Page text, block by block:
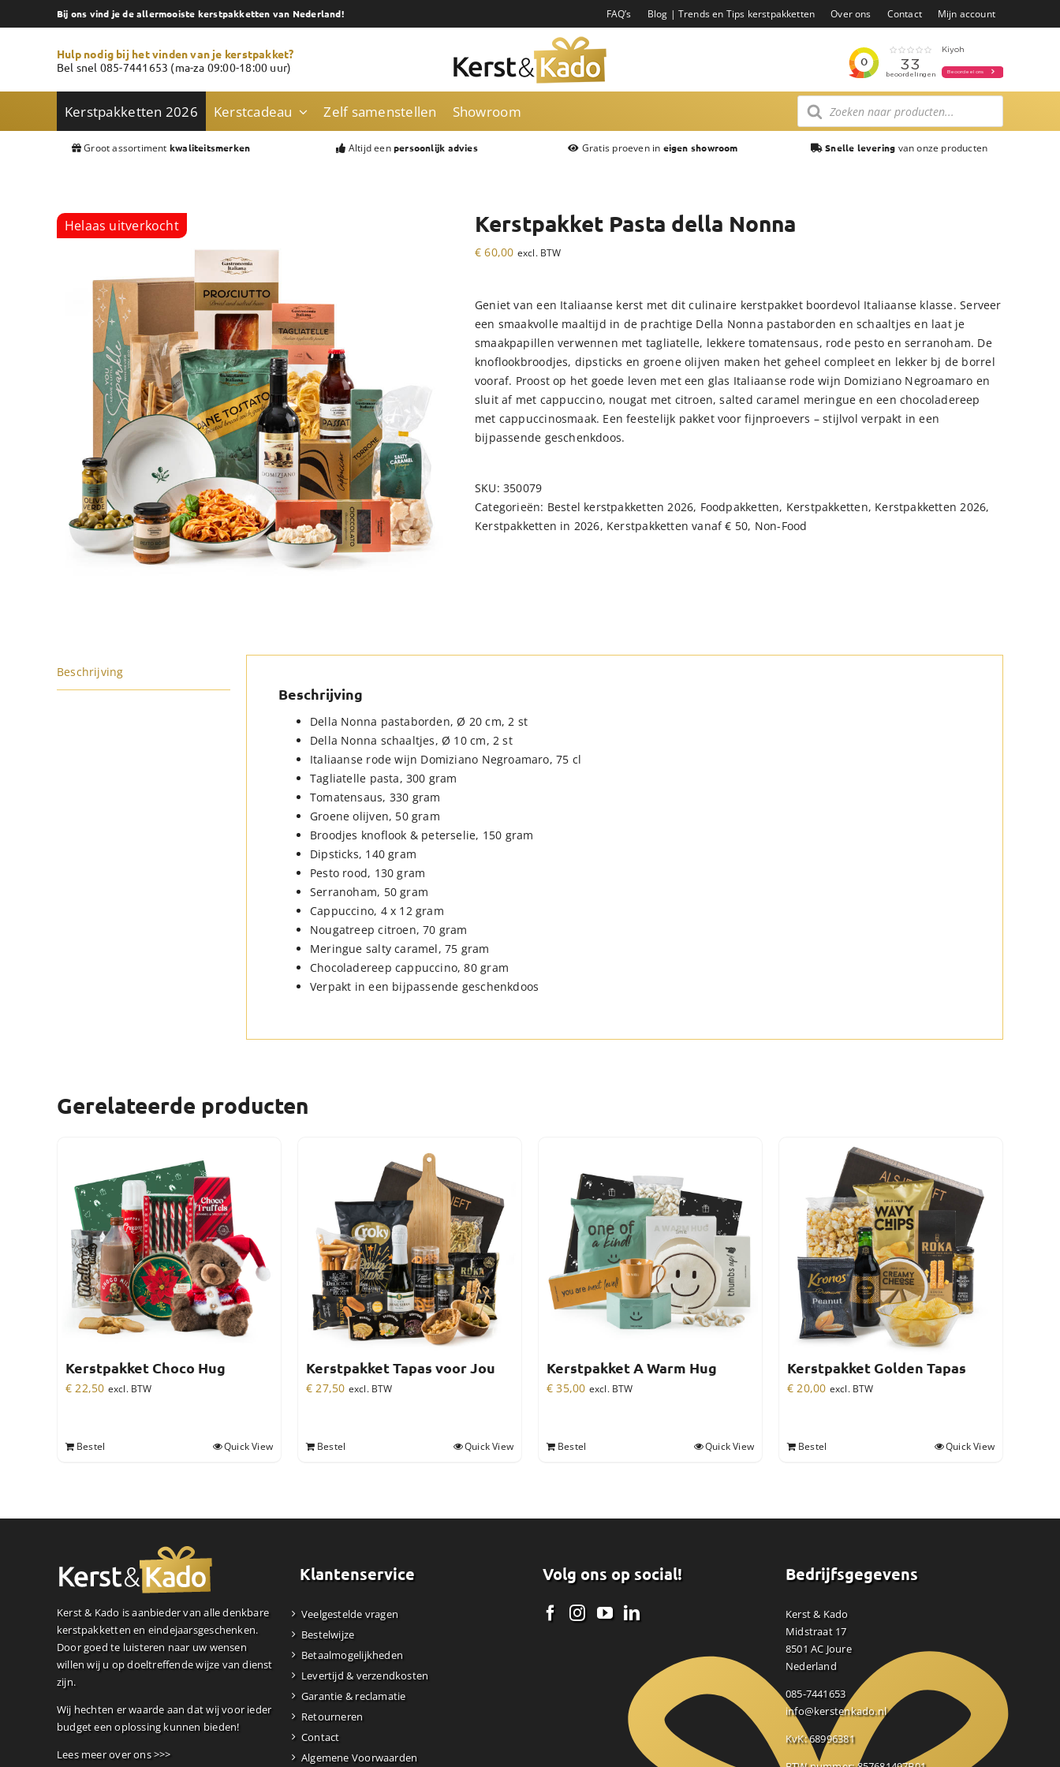
to
Bij ons vind je de allermooiste kerstpakketten van Nederland! FAQ’s Blog | Trends en Tips kerstpakketten Over ons Contact Mijn account
Hulp nodig bij het vinden van je kerstpakket?
Bel snel 085-7441653 (ma-za 09:00-18:00 uur)
Kerstpakketten 2026 Kerstcadeau Zelf samenstellen Showroom
Producten
zoeken
Groot assortiment kwaliteitsmerken Altijd een persoonlijk advies Gratis proeven in eigen showroom Snelle levering van onze producten
Helaas uitverkocht Kerstpakket Pasta della Nonna
€ 60,00 excl. BTW
Geniet van een Italiaanse kerst met dit culinaire kerstpakket boordevol Italiaanse klasse. Serveer
een smaakvolle maaltijd in de prachtige Della Nonna pastaborden en schaaltjes en laat je
smaakpapillen verwennen met tagliatelle, lekkere tomatensaus, rode pesto en serranoham. De
knoflookbroodjes, dipsticks en groene olijven maken het geheel compleet en lekker bj de borrel
vooraf. Proost op het goede leven met een glas Italiaanse rode wijn Domiziano Negroamaro en
sluit af met cappuccino, nougat met citroen, salted caramel meringue en een chocoladereep
met cappuccinosmaak. Een feestelijk pakket voor fijnproevers – stijlvol verpakt in een
bijpassende geschenkdoos.
SKU:350079
Categorieën: Bestel kerstpakketten 2026, Foodpakketten, Kerstpakketten, Kerstpakketten 2026,
Kerstpakketten in 2026, Kerstpakketten vanaf € 50, Non-Food
Beschrijving
Beschrijving
Della Nonna pastaborden, Ø 20 cm, 2 st
Della Nonna schaaltjes, Ø 10 cm, 2 st
Italiaanse rode wijn Domiziano Negroamaro, 75 cl
Tagliatelle pasta, 300 gram
Tomatensaus, 330 gram
Groene olijven, 50 gram
Broodjes knoflook & peterselie, 150 gram
Dipsticks, 140 gram
Pesto rood, 130 gram
Serranoham, 50 gram
Cappuccino, 4 x 12 gram
Nougatreep citroen, 70 gram
Meringue salty caramel, 75 gram
Chocoladereep cappuccino, 80 gram
Verpakt in een bijpassende geschenkdoos
Gerelateerde producten
Kerstpakket Choco Hug
€ 22,50 excl. BTW
Bestel Quick View
Kerstpakket Tapas voor Jou
€ 27,50 excl. BTW
Bestel Quick View
Kerstpakket A Warm Hug
€ 35,00 excl. BTW
Bestel Quick View
Kerstpakket Golden Tapas
€ 20,00 excl. BTW
Bestel Quick View
Kerst & Kado is aanbieder van alle denkbare
kerstpakketten en eindejaarsgeschenken.
Door goed te luisteren naar uw wensen
willen wij u op doeltreffende wijze van dienst
zijn.
Wij hechten er waarde aan dat wij voor ieder
budget een oplossing kunnen bieden!
Lees meer over ons >>>
Klantenservice
Veelgestelde vragen
Bestelwijze
Betaalmogelijkheden
Levertijd & verzendkosten
Garantie & reclamatie
Retourneren
Contact
Algemene Voorwaarden
Volg ons op social! Bedrijfsgegevens
Kerst & Kado
Midstraat 17
8501 AC Joure
Nederland
085-7441653
info@kerstenkado.nl
KvK: 68996381